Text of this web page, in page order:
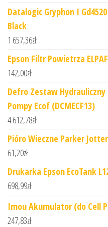
Datalogic Gryphon I
Black
1 657,36zł
Epson Filtr Powietrza
142,00zł
Defro Zestaw Hydrauliczny
Pompy Ecof (DCMECF13)
4 612,78zł
Pióro Wieczne Parker
61,20zł
Drukarka Epson EcoTank
698,99zł
Imou Akumulator (do Cell
247,83zł